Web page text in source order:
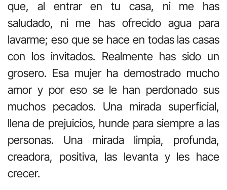
que, al entrar en tu casa, ni me has
saludado, ni me has ofrecido agua para
lavarme; eso que se hace en todas las casas
con los invitados. Realmente has sido un
grosero. Esa mujer ha demostrado mucho
amor y por eso se le han perdonado sus
muchos pecados. Una mirada superficial,
llena de prejuicios, hunde para siempre a las
personas. Una mirada limpia, profunda,
creadora, positiva, las levanta y les hace
crecer.